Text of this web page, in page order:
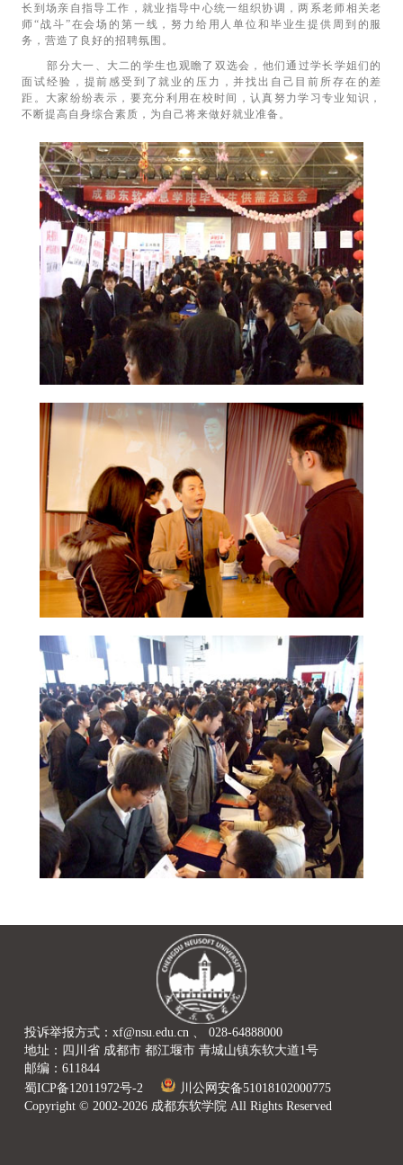
长到场亲自指导工作，就业指导中心统一组织协调，两系老师相关老
师“战斗”在会场的第一线，努力给用人单位和毕业生提供周到的服
务，营造了良好的招聘氛围。
部分大一、大二的学生也观瞻了双选会，他们通过学长学姐们的
面试经验，提前感受到了就业的压力，并找出自己目前所存在的差
距。大家纷纷表示，要充分利用在校时间，认真努力学习专业知识，
不断提高自身综合素质，为自己将来做好就业准备。
投诉举报方式：xf@nsu.edu.cn 、 028-64888000
地址：四川省 成都市 都江堰市 青城山镇东软大道1号
邮编：611844
蜀ICP备12011972号-2
川公网安备51018102000775
Copyright © 2002-2026 成都东软学院 All Rights Reserved